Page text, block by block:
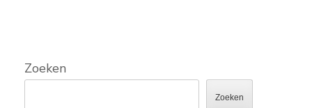
Zoeken
Zoeken